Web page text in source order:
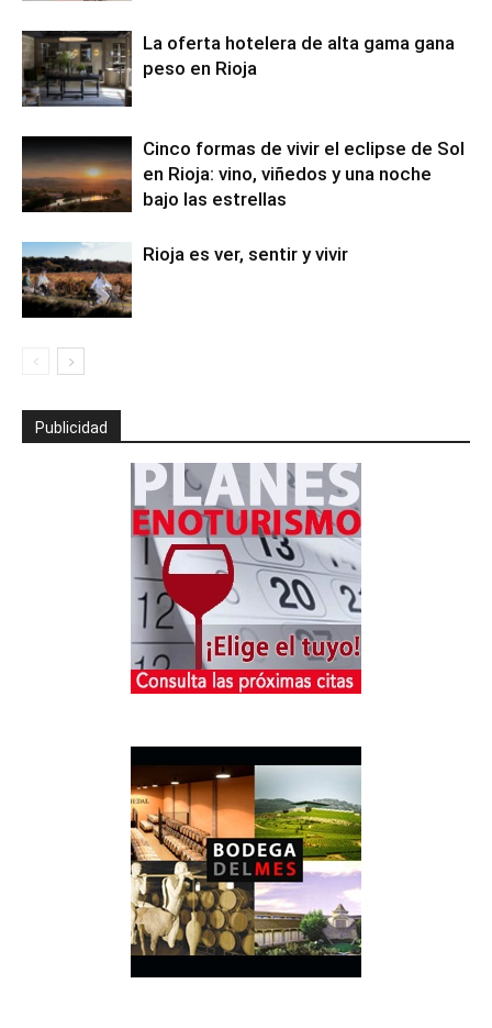
La oferta hotelera de alta gama gana
peso en Rioja
Cinco formas de vivir el eclipse de Sol
en Rioja: vino, viñedos y una noche
bajo las estrellas
Rioja es ver, sentir y vivir
Publicidad